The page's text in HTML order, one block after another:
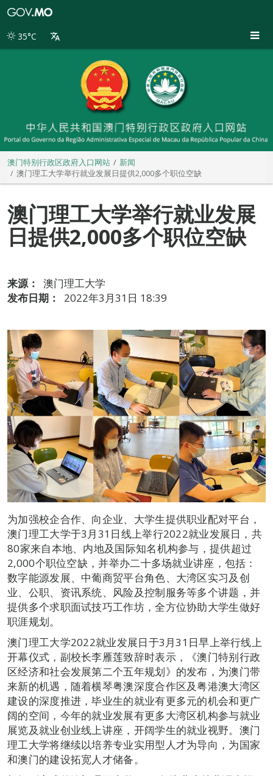
别
35°C
澳门特别行政区政府入口网站
新闻
澳门理工大学举行就业发展日提供2,000多个职位空缺
澳门理工大学举行就业发展
日提供2,000多个职位空缺
来源：
澳门理工大学
发布日期：
2022年3月31日 18:39
为加强校企合作、向企业、大学生提供职业配对平台，
澳门理工大学于3月31日线上举行2022就业发展日，共
80家来自本地、内地及国际知名机构参与，提供超过
2,000个职位空缺，并举办二十多场就业讲座，包括：
数字能源发展、中葡商贸平台角色、大湾区实习及创
业、公职、资讯系统、风险及控制服务等多个讲题，并
提供多个求职面试技巧工作坊，全方位协助大学生做好
职涯规划。
澳门理工大学2022就业发展日于3月31日早上举行线上
开幕仪式，副校长李雁莲致辞时表示，《澳门特别行政
区经济和社会发展第二个五年规划》的发布，为澳门带
来新的机遇，随着横琴粤澳深度合作区及粤港澳大湾区
建设的深度推进，毕业生的就业有更多元的机会和更广
阔的空间，今年的就业发展有更多大湾区机构参与就业
展览及就业创业线上讲座，开阔学生的就业视野。澳门
理工大学将继续以培养专业实用型人才为导向，为国家
和澳门的建设拓宽人才储备。